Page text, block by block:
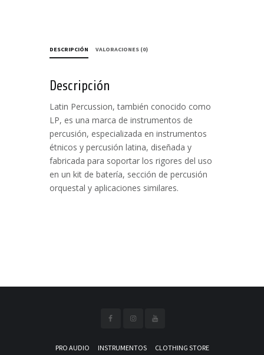
DESCRIPCIÓN VALORACIONES (0)
Descripción
Latin Percussion, también conocido como
LP, es una marca de instrumentos de
percusión, especializada en instrumentos
étnicos y percusión latina, diseñada y
fabricada para soportar los rigores del uso
en un kit de batería, sección de percusión
orquestal y aplicaciones similares.
PRO AUDIO INSTRUMENTOS CLOTHING STORE